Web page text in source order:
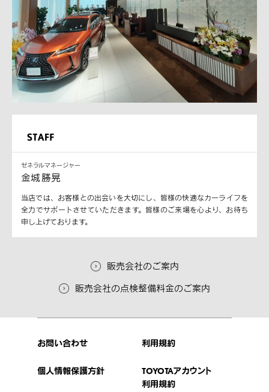
ゼネラルマネージャー
金城 勝晃
当店では、お客様との出会いを大切にし、皆様の快適なカーライフを
全力でサポートさせていただきます。皆様のご来場を心より、お待ち
申し上げております。
販売会社のご案内
販売会社の点検整備料金のご案内
お問い合わせ 利用規約
個人情報保護方針
TOYOTAアカウント
利用規約